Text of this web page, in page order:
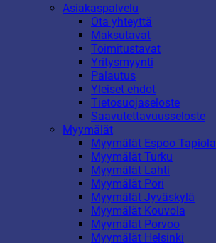
Asiakaspalvelu
Ota yhteyttä
Maksutavat
Toimitustavat
Yritysmyynti
Palautus
Yleiset ehdot
Tietosuojaseloste
Saavutettavuusseloste
Myymälät
Myymälät Espoo Tapiola
Myymälät Turku
Myymälät Lahti
Myymälät Pori
Myymälät Jyväskylä
Myymälät Kouvola
Myymälät Porvoo
Myymälät Helsinki